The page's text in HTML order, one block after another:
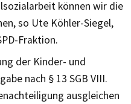
können wir die
so Ute Köhler-Siegel,
Fraktion.
der Kinder- und
nach § 13 SGB VIII.
ausgleichen